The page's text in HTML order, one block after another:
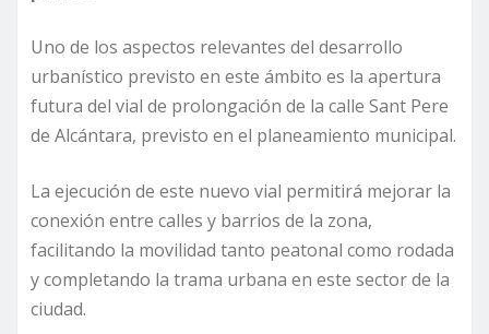
Uno de los aspectos relevantes del desarrollo
urbanístico previsto en este ámbito es la apertura
futura del vial de prolongación de la calle Sant Pere
de Alcántara, previsto en el planeamiento municipal.
La ejecución de este nuevo vial permitirá mejorar la
conexión entre calles y barrios de la zona,
facilitando la movilidad tanto peatonal como rodada
y completando la trama urbana en este sector de la
ciudad.